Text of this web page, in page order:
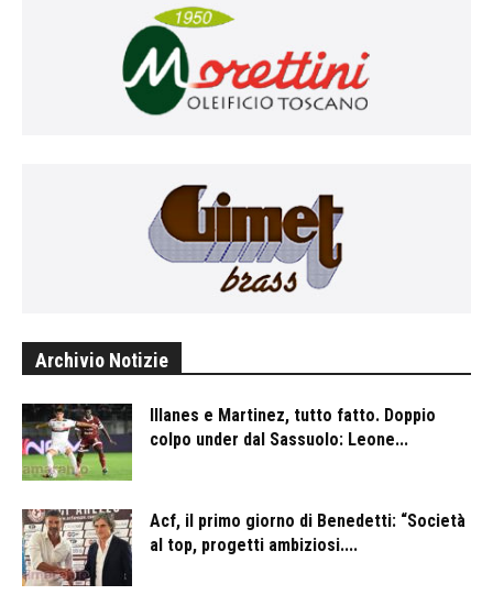
Archivio Notizie
Illanes e Martinez, tutto fatto. Doppio
colpo under dal Sassuolo: Leone...
Acf, il primo giorno di Benedetti: “Società
al top, progetti ambiziosi....